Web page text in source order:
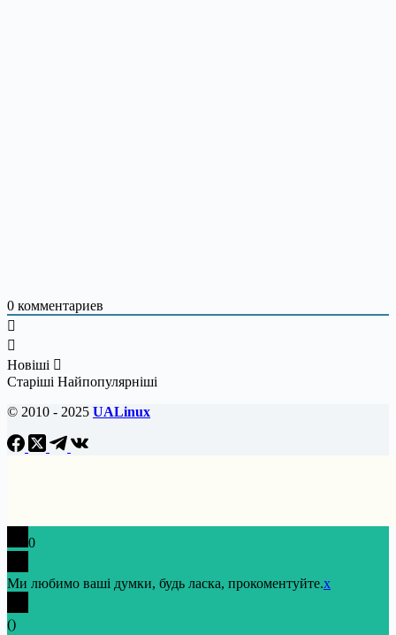
0 комментариев
Новіші
Старіші Найпопулярніші
© 2010 - 2025 UALinux
0
Ми любимо ваші думки, будь ласка, прокоментуйте.x
()